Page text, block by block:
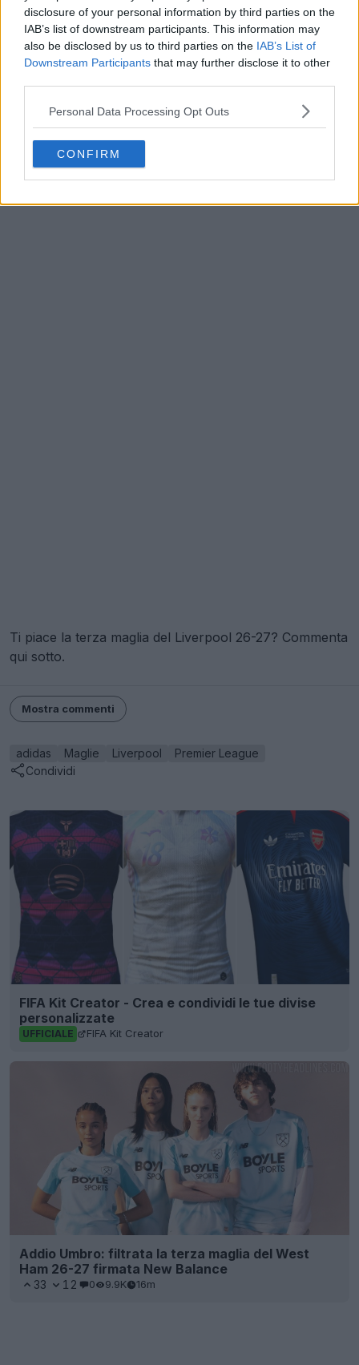
disclosure of your personal information by third parties on the
IAB’s list of downstream participants. This information may
also be disclosed by us to third parties on the IAB’s List of
Downstream Participants that may further disclose it to other
Personal Data Processing Opt Outs
CONFIRM
Ti piace la terza maglia del Liverpool 26-27? Commenta
qui sotto.
Mostra commenti
adidas Maglie Liverpool
Premier League
Condividi
FIFA Kit Creator - Crea e condividi le tue divise
personalizzate
UFFICIALE FIFA Kit Creator
Addio Umbro: filtrata la terza maglia del West
Ham 26-27 firmata New Balance
33 12 0 9.9K 16m